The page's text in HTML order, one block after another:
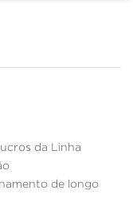
da Linha
de longo